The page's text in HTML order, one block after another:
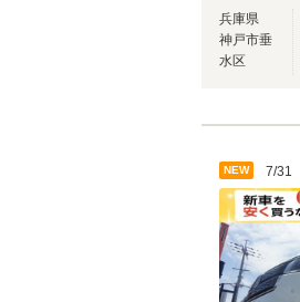
兵庫県
神戸市垂
水区
NEW 7/31